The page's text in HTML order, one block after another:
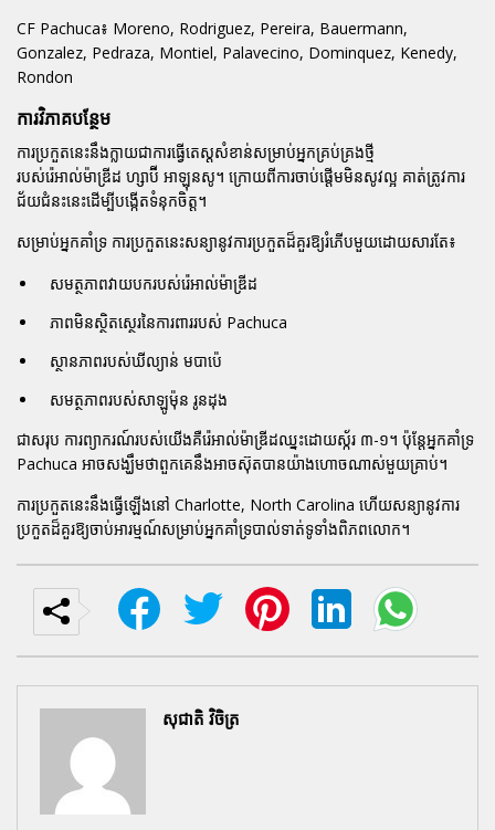
CF Pachuca៖ Moreno, Rodriguez, Pereira, Bauermann,
Gonzalez, Pedraza, Montiel, Palavecino, Dominquez, Kenedy,
Rondon
ការវិភាគបន្ថែម
ការប្រកួតនេះនឹងក្លាយជាការធ្វើតេស្តសំខាន់សម្រាប់អ្នកគ្រប់គ្រងថ្មី
របស់រ៉េអាល់ម៉ាឌ្រីដ ហ្សាប៊ី អាឡុនសូ។ ក្រោយពីការចាប់ផ្តើមមិនសូវល្អ គាត់ត្រូវការ
ជ័យជំនះនេះដើម្បីបង្កើតទំនុកចិត្ត។
សម្រាប់អ្នកគាំទ្រ ការប្រកួតនេះសន្យានូវការប្រកួតដ៏គួរឱ្យរំភើបមួយដោយសារតែ៖
សមត្ថភាពវាយបករបស់រ៉េអាល់ម៉ាឌ្រីដ
ភាពមិនស្ថិតស្ថេរនៃការពាររបស់ Pachuca
ស្ថានភាពរបស់ឃីល្យាន់ មបាប៉េ
សមត្ថភាពរបស់សាឡូម៉ុន រូនដុង
ជាសរុប ការព្យាករណ៍របស់យើងគឺរ៉េអាល់ម៉ាឌ្រីដឈ្នះដោយស្ក័រ ៣-១។ ប៉ុន្តែអ្នកគាំទ្រ
Pachuca អាចសង្ឃឹមថាពួកគេនឹងអាចស៊ុតបានយ៉ាងហោចណាស់មួយគ្រាប់។
ការប្រកួតនេះនឹងធ្វើឡើងនៅ Charlotte, North Carolina ហើយសន្យានូវការ
ប្រកួតដ៏គួរឱ្យចាប់អារម្មណ៍សម្រាប់អ្នកគាំទ្របាល់ទាត់ទូទាំងពិភពលោក។
សុជាតិ វិចិត្រ